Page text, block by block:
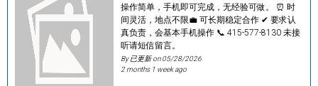
操作简单，手机即可完成，无经验可做。 ⏰ 时
间灵活，地点不限💼 可长期稳定合作 ✔ 要求认
真负责，会基本手机操作 📞 415-577-8130 未接
听请短信留言。
By 已更新 on05/28/2026
2 months 1 week ago